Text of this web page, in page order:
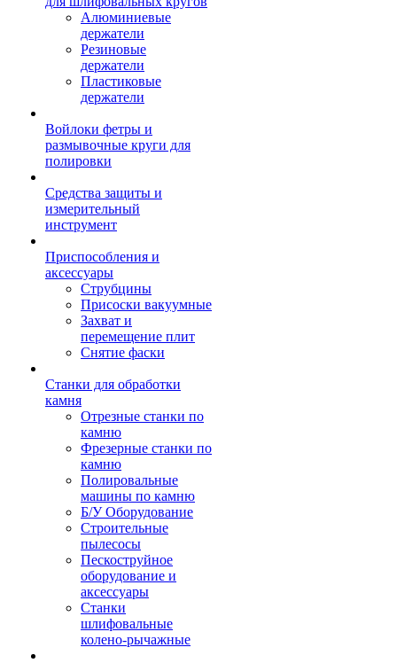
Алюминиевые
держатели
Резиновые
держатели
Пластиковые
держатели
Войлоки фетры и
размывочные круги для
полировки
Средства защиты и
измерительный
инструмент
Приспособления и
аксессуары
Струбцины
Присоски вакуумные
Захват и
перемещение плит
Снятие фаски
Станки для обработки
камня
Отрезные станки по
камню
Фрезерные станки по
камню
Полировальные
машины по камню
Б/У Оборудование
Строительные
пылесосы
Пескоструйное
оборудование и
аксессуары
Станки
шлифовальные
колено-рычажные